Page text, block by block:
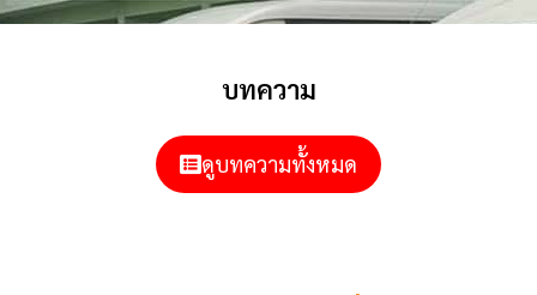
บทความ
ดูบทความทั้งหมด